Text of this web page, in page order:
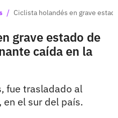
/ Ciclista holandés en grave
grave estado de
caída en la
fue trasladado al
el sur del país.